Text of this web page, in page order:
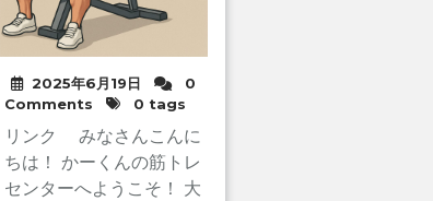
2025年6月19日
0
Comments
0 tags
リンク みなさんこんに
ちは！ かーくんの筋トレ
センターへようこそ！ 大